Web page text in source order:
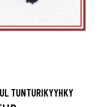
TUNTURIKYYHKY